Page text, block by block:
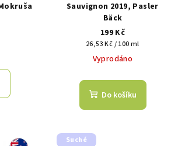
Sauvignon 2019, Pasler
Bäck
199 Kč
Měrná
cena:
26,53 Kč / 100 ml
Vyprodáno
Do košíku
Suché